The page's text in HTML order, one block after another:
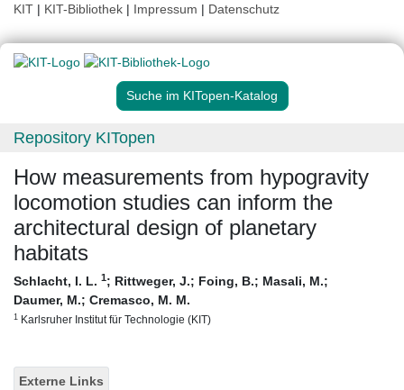
KIT | KIT-Bibliothek | Impressum | Datenschutz
Suche im KITopen-Katalog
Repository KITopen
How measurements from hypogravity
locomotion studies can inform the
architectural design of planetary
habitats
Schlacht, I. L. 1; Rittweger, J.; Foing, B.; Masali, M.;
Daumer, M.; Cremasco, M. M.
1 Karlsruher Institut für Technologie (KIT)
Externe Links